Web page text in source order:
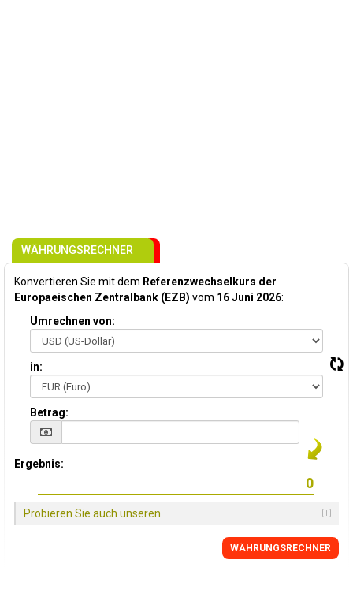
WÄHRUNGSRECHNER
Konvertieren Sie mit dem Referenzwechselkurs der
Europaeischen Zentralbank (EZB) vom 16 Juni 2026:
Umrechnen von:
in:
Betrag:
Ergebnis:
Probieren Sie auch unseren
WÄHRUNGSRECHNER